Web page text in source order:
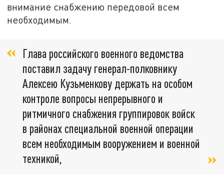
внимание снабжению передовой всем
необходимым.
Глава российского военного ведомства
поставил задачу генерал-полковнику
Алексею Кузьменкову держать на особом
контроле вопросы непрерывного и
ритмичного снабжения группировок войск
в районах специальной военной операции
всем необходимым вооружением и военной
техникой,